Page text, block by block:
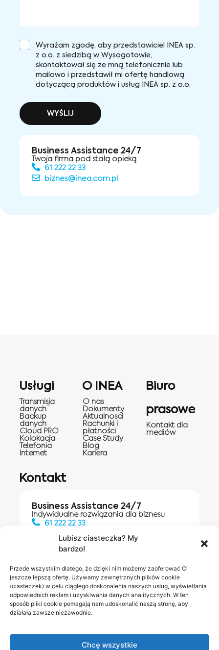
Lubisz ciasteczka? My
bardzo!
Przede wszystkim dlatego, że dzięki nim możemy zaoferować Ci
jeszcze lepszą ofertę. Używamy zewnętrznych plików cookie
(ciasteczek) w celu ciągłego doskonalenia naszych usług, wyświetlania
odpowiednich reklam i uzyskiwania danych analitycznych. W ten
sposób pliki cookie pomagają nam udoskonalić naszą stronę, aby
działała zawsze niezawodnie.
Chcę wszystkie
Wyrażam zgodę, aby przedstawiciel INEA sp.
z o.o. z siedzibą w Wysogotowie,
skontaktował się ze mną telefonicznie lub
mailowo i przedstawił mi ofertę handlową
dotyczącą produktów i usług INEA sp. z o.o.
WYŚLIJ
Business Assistance 24/7
Twoja firma pod stałą opieką
61 222 22 33
biznes@inea.com.pl
Usługi
Transmisja
danych
Backup
danych
Cloud PRO
Kolokacja
Telefonia
Internet
O INEA
O nas
Dokumenty
Aktualnosci
Rachunki i
płatności
Case Study
Blog
Kariera
Biuro
prasowe
Kontakt dla
mediów
Kontakt
Business Assistance 24/7
Indywidualne rozwiązania dla biznesu
61 222 22 33
Salony INEA
Napisz do